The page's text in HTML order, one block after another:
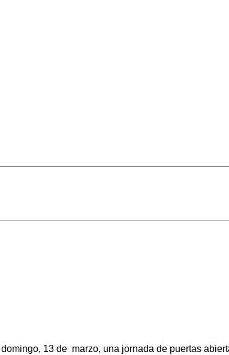
13 de marzo, una jornada de puertas